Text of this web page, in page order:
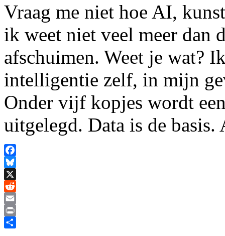
Vraag me niet hoe AI,
ik weet niet veel meer dan
afschuimen. Weet je wat?
intelligentie zelf, in mijn
Onder vijf kopjes wordt
uitgelegd. Data is de
Facebook
Bluesky
X
Reddit
Email
Print